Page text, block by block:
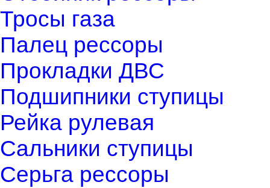
Тросы газа
Палец рессоры
Прокладки ДВС
Подшипники ступицы
Рейка рулевая
Сальники ступицы
Серьга рессоры